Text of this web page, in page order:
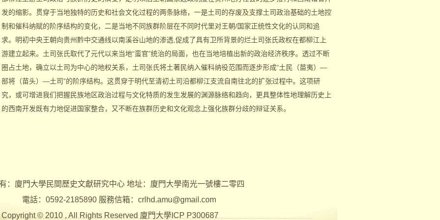
发的缩影。贯穿于当地独特的历史和社会文化过程的两条脉络，一是土司的存废及支撑土司政治基础的土地控
制和催科纳赋的阶序结构的变化，二是当地不同族群阶层在不同时代里对王朝/国家正统性文化的认同和追
求。明初中央王朝向贵州黔中交通线以南溪谷山地的渗透,促成了具有卫所背景的烂土司张氏政权在都柳江上
游建立起来。土司张氏取代了元代以来当地“蛮官”统治的局面，也在当地培植出新的政治经济秩序。透过不断
圈占土地，确立以土司为中心的地权关系，土司张氏将土著民纳入催科纳役范围而逐步形成“土民（苗夷）—
部将（苗头）—土司”的阶序结构。这贯穿于明代至清初土司沿都柳江支流自南往北的扩张过程中。这项研
究，或可增进我们把握民族地区政治过程与文化特质的发生发展的渊源脉络和趋向，更具整体性地理解历史上
的西南开发既有力地促进国家整合，又不断在族群历史和文化观念上强化族群分歧的辩证关系。
：廈門大學民間歷史文獻研究中心 地址：廈門大學南光一號樓二零四
電話：0592-2185890 服務信箱：crlhd.amu@gmail.com
Copyright © 2010 , All Rights Reserved 廈門大學ICP P300687